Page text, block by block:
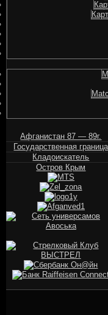
Афганистан 87 — 89г.
Государственная граница
Кладоискатель
Остров Крым